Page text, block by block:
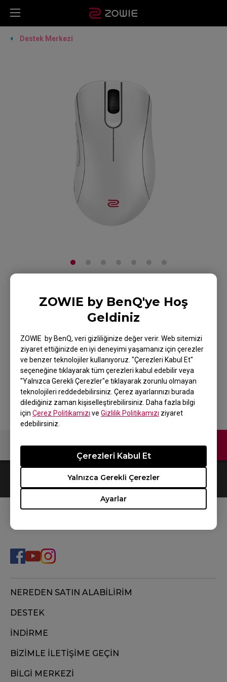
ZOWIE by BenQ'ye Hoş
Geldiniz
ZOWIE by BenQ, veri gizliliğinize değer verir. Web sitemizi
ziyaret ettiğinizde en iyi deneyimi yaşamanız için çerezler
ve benzer teknolojiler kullanıyoruz. "Çerezleri Kabul Et"
seçeneğine tıklayarak tüm çerezleri kabul edebilir veya
"Yalnızca Gerekli Çerezler"e tıklayarak zorunlu olmayan
teknolojileri reddedebilirsiniz. Çerez ayarlarınızı burada
dilediğiniz zaman kişiselleştirebilirsiniz. Daha fazla bilgi
için Çerez Politikamızı ve Gizlilik Politikamızı ziyaret
edebilirsiniz.
Ayarlar
Yalnızca Gerekli Çerezler
Çerezleri Kabul Et
Destek Merkezi
ZOWIE EC3-DW
Espor için 4K
Kablosuz Mouse -
Glossy Edition
Ürüne Geri Dön
Video Bize Ulaşın
BİZİ TAKİP EDİN
NEREDEN SATIN ALABİLİRİM
DESTEK
İNDİRME
BİZİMLE İLETİŞİME GEÇİN
BİLGİ MERKEZİ